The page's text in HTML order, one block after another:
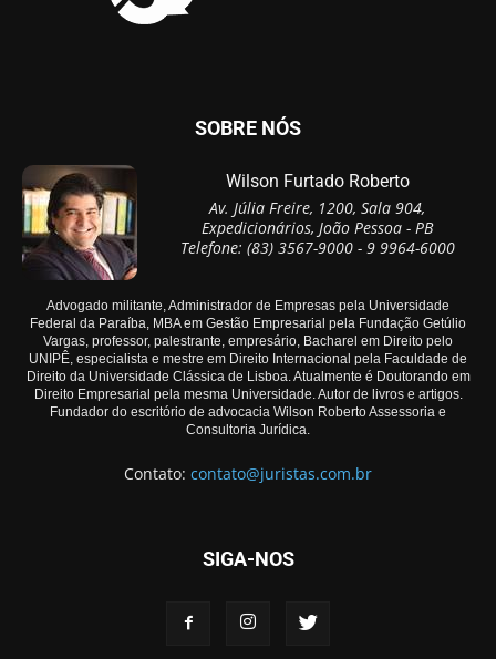
SOBRE NÓS
Wilson Furtado Roberto
Av. Júlia Freire, 1200, Sala 904,
Expedicionários, João Pessoa - PB
Telefone: (83) 3567-9000 - 9 9964-6000
Advogado militante, Administrador de Empresas pela Universidade
Federal da Paraíba, MBA em Gestão Empresarial pela Fundação Getúlio
Vargas, professor, palestrante, empresário, Bacharel em Direito pelo
UNIPÊ, especialista e mestre em Direito Internacional pela Faculdade de
Direito da Universidade Clássica de Lisboa. Atualmente é Doutorando em
Direito Empresarial pela mesma Universidade. Autor de livros e artigos.
Fundador do escritório de advocacia Wilson Roberto Assessoria e
Consultoria Jurídica.
Contato: contato@juristas.com.br
SIGA-NOS